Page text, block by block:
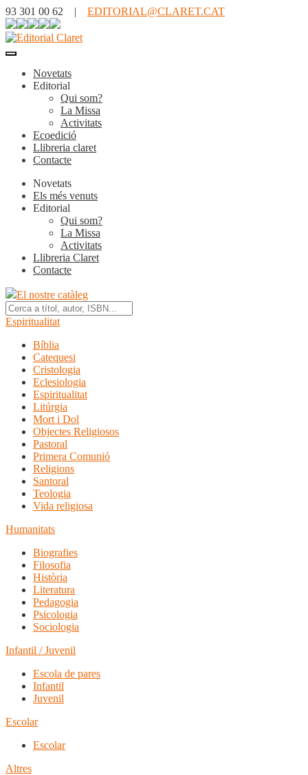
93 301 00 62 | EDITORIAL@CLARET.CAT
Novetats
Editorial
Qui som?
La Missa
Activitats
Ecoedició
Llibreria claret
Contacte
Novetats
Els més venuts
Editorial
Qui som?
La Missa
Activitats
Llibreria Claret
Contacte
El nostre catàleg
Espiritualitat
Bíblia
Catequesi
Cristologia
Eclesiologia
Espiritualitat
Litúrgia
Mort i Dol
Objectes Religiosos
Pastoral
Primera Comunió
Religions
Santoral
Teologia
Vida religiosa
Humanitats
Biografies
Filosofia
Història
Literatura
Pedagogia
Psicologia
Sociologia
Infantil / Juvenil
Escola de pares
Infantil
Juvenil
Escolar
Escolar
Altres